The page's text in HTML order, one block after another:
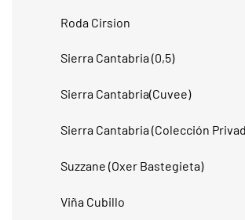
Roda Cirsion
Sierra Cantabria (0,5)
Sierra Cantabria(Cuvee)
Sierra Cantabria (Colección
Suzzane (Oxer Bastegieta)
Viña Cubillo